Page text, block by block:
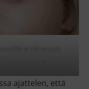
ei ole muuta
pohjameikkiä
ajattelen, että